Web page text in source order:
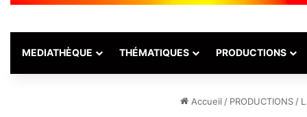
MEDIATHÈQUE THÉMATIQUES PRODUCTIONS
Accueil / PRODUCTIONS/